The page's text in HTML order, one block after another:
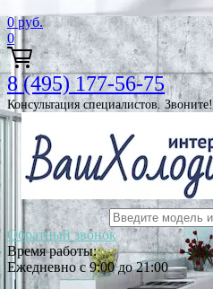
0 руб.
0
8 (495) 177-56-75
Консультация специалистов. Звоните!
Обратный звонок
Время работы:
Ежедневно с 9:00 до 21:00